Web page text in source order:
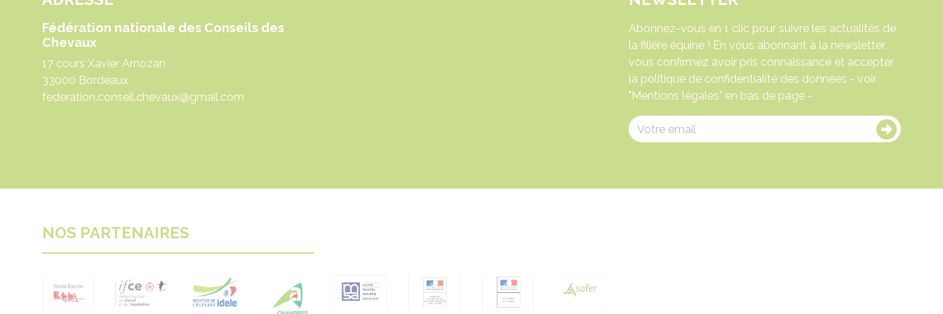
Fédération nationale des Conseils des
Chevaux
17 cours Xavier Arnozan
33000 Bordeaux
federation.conseil.chevaux@gmail.com
Abonnez-vous en 1 clic pour suivre les actualités de
la filière équine ! En vous abonnant à la newsletter,
vous confirmez avoir pris connaissance et accepter
la politique de confidentialité des données - voir
"Mentions légales" en bas de page -
NOS PARTENAIRES